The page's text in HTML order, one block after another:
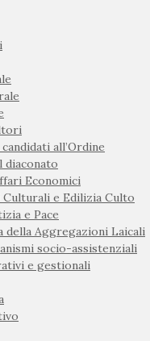
all’Ordine
diaconato
Economici
Culturali e Edilizia Culto
e Pace
della Aggregazioni Laicali
socio-assistenziali
e gestionali